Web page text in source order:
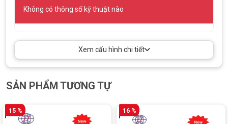
Không có thông số kỹ thuật nào
Xem cấu hình chi tiết
SẢN PHẨM TƯƠNG TỰ
15 % 16 %